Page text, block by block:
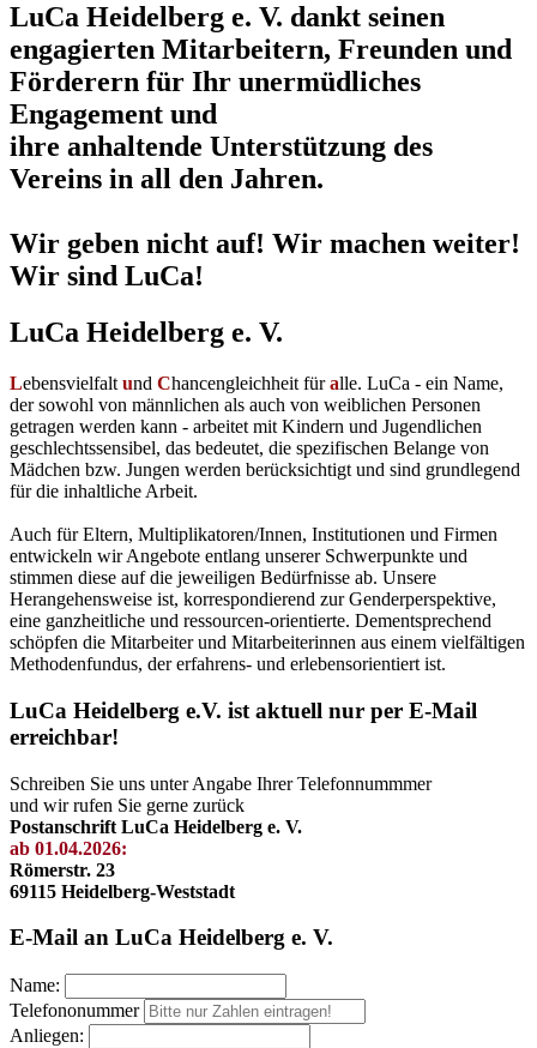
LuCa Heidelberg e. V. dankt seinen
engagierten Mitarbeitern, Freunden und
Förderern für Ihr unermüdliches
Engagement und
ihre anhaltende Unterstützung des
Vereins in all den Jahren.
Wir geben nicht auf! Wir machen weiter!
Wir sind LuCa!
LuCa Heidelberg e. V.
Lebensvielfalt und Chancengleichheit füralle. LuCa - ein Name,
der sowohl von männlichen als auch von weiblichen Personen
getragen werden kann - arbeitet mit Kindern und Jugendlichen
geschlechtssensibel, das bedeutet, die spezifischen Belange von
Mädchen bzw. Jungen werden berücksichtigt und sind grundlegend
für die inhaltliche Arbeit.
Auch für Eltern, Multiplikatoren/Innen, Institutionen und Firmen
entwickeln wir Angebote entlang unserer Schwerpunkte und
stimmen diese auf die jeweiligen Bedürfnisse ab. Unsere
Herangehensweise ist, korrespondierend zur Genderperspektive,
eine ganzheitliche und ressourcen-orientierte. Dementsprechend
schöpfen die Mitarbeiter und Mitarbeiterinnen aus einem vielfältigen
Methodenfundus, der erfahrens- und erlebensorientiert ist.
LuCa Heidelberg e.V. ist aktuell nur per E-Mail
erreichbar!
Schreiben Sie uns unter Angabe Ihrer Telefonnummmer
und wir rufen Sie gerne zurück
Postanschrift LuCa Heidelberg e. V.
ab 01.04.2026:
Römerstr. 23
69115 Heidelberg-Weststadt
E-Mail an LuCa Heidelberg e. V.
Name:
Telefononummer
Anliegen: